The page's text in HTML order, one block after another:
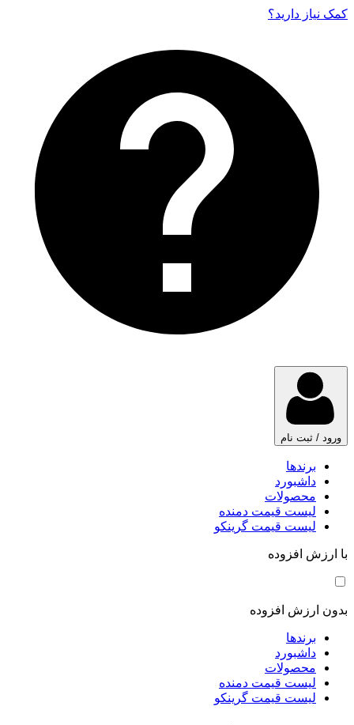
کمک نیاز دارید‌؟
ورود / ثبت نام
برندها
داشبورد
محصولات
لیست قیمت دمنده
لیست قیمت گرینکو
با ارزش افزوده
بدون ارزش افزوده
برندها
داشبورد
محصولات
لیست قیمت دمنده
لیست قیمت گرینکو